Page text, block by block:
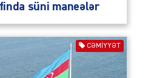
süni maneələr
CƏMIYYƏT